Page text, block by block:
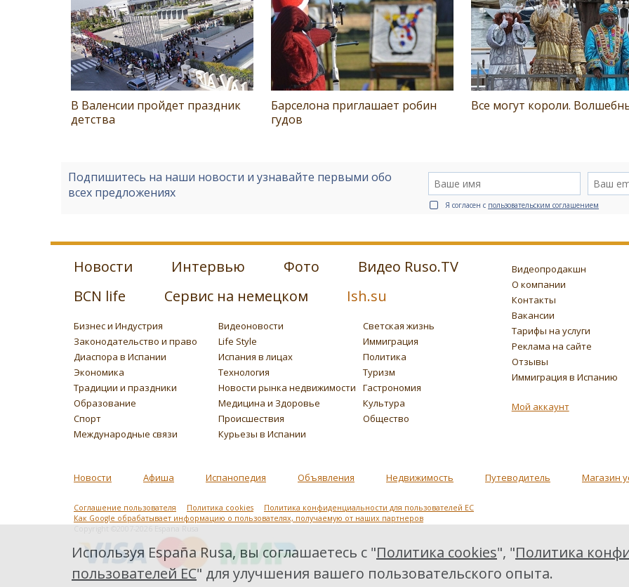
В Валенсии пройдет праздник
детства
Барселона приглашает робин
гудов
Все могут короли.
Подпишитесь на наши новости и узнавайте первыми обо
всех предложениях
Я согласен с пользовательским соглашением
Новости Интервью Фото
Видео Ruso.TV
BCN life
Сервис на немецком Ish.su
Бизнес и Индустрия Видеоновости
Светская жизнь
Законодательство и право
Life Style
Иммиграция
Диаспора в Испании
Испания в лицах
Политика
Экономика
Технология
Туризм
Традиции и праздники
Новости рынка недвижимости
Гастрономия
Образование
Медицина и Здоровье
Культура
Спорт
Происшествия
Общество
Международные связи
Курьезы в Испании
Видеопродакшн
О компании
Контакты
Вакансии
Тарифы на услуги
Реклама на сайте
Отзывы
Иммиграция в Испанию
Мой аккаунт
Новости Афиша Испанопедия Объявления Недвижимость Путеводитель Магазин
Соглашение пользователя Политика cookies
Политика конфиденциальности для пользователей ЕС
Как Google обрабатывает информацию о пользователях, получаемую от наших партнеров
Используя España Rusa, вы соглашаетесь с "Политика cookies", "Политика
пользователей ЕС" для улучшения вашего пользовательского опыта.